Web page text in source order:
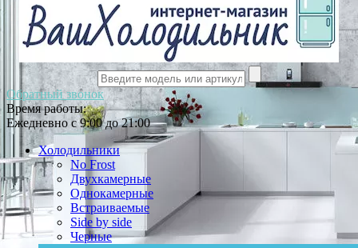
Обратный звонок
Время работы:
Ежедневно с 9:00 до 21:00
Холодильники
No Frost
Двухкамерные
Однокамерные
Встраиваемые
Side by side
Черные